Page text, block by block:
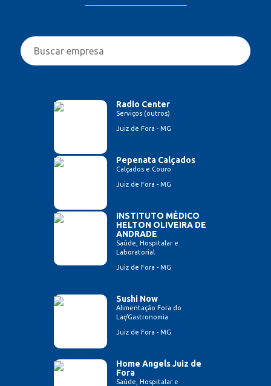
Radio Center
Serviços (outros)
Juiz de Fora - MG
Pepenata Calçados
Calçados e Couro
Juiz de Fora - MG
INSTITUTO MÉDICO
HELTON OLIVEIRA DE
ANDRADE
Saúde, Hospitalar e
Laboratorial
Juiz de Fora - MG
Sushi Now
Alimentação Fora do
Lar/Gastronomia
Juiz de Fora - MG
Home Angels Juiz de
Fora
Saúde, Hospitalar e